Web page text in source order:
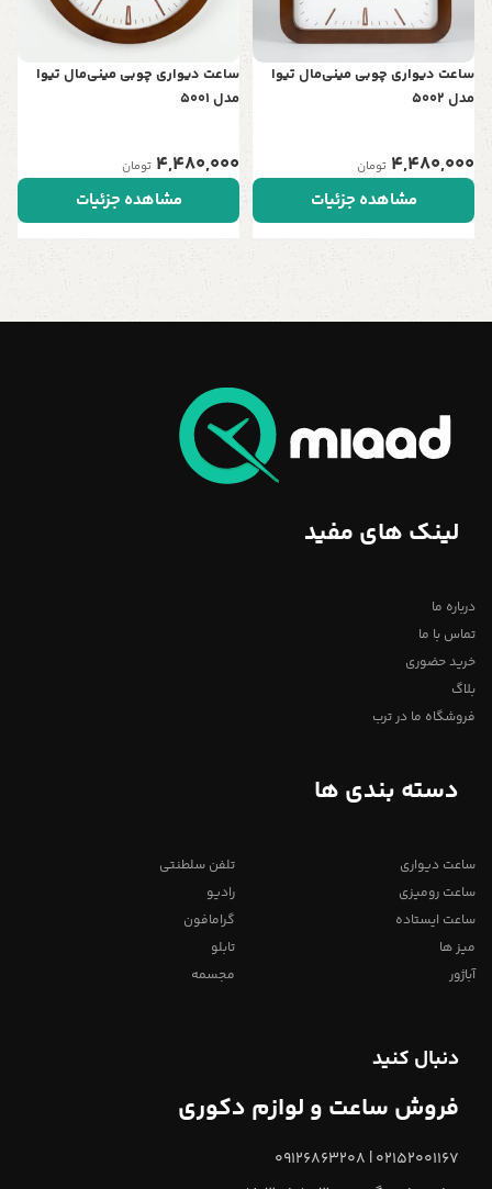
ساعت دیواری چوبی مینی‌مال تیوا
مدل 5002
4,480,000 تومان
مشاهده جزئیات
ساعت دیواری چوبی مینی‌مال تیوا
مدل 5001
4,480,000 تومان
مشاهده جزئیات
لینک های مفید
درباره ما
تماس با ما
خرید حضوری
بلاگ
فروشگاه ما در ترب
دسته بندی ها
ساعت دیواری
ساعت رومیزی
ساعت ایستاده
میز ها
آباژور
تلفن سلطنتی
رادیو
گرامافون
تابلو
مجسمه
دنبال کنید
فروش ساعت و لوازم دکوری
02152001167 | 09126863208